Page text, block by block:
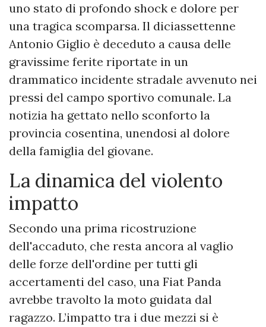
uno stato di profondo shock e dolore per
una tragica scomparsa. Il diciassettenne
Antonio Giglio è deceduto a causa delle
gravissime ferite riportate in un
drammatico incidente stradale avvenuto nei
pressi del campo sportivo comunale. La
notizia ha gettato nello sconforto la
provincia cosentina, unendosi al dolore
della famiglia del giovane.
​La dinamica del violento
impatto
​Secondo una prima ricostruzione
dell'accaduto, che resta ancora al vaglio
delle forze dell'ordine per tutti gli
accertamenti del caso, una Fiat Panda
avrebbe travolto la moto guidata dal
ragazzo. L’impatto tra i due mezzi si è